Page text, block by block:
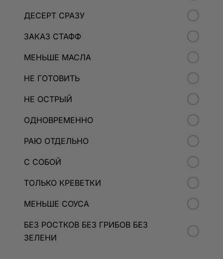
ДЕСЕРТ СРАЗУ
ЗАКАЗ СТАФФ
МЕНЬШЕ МАСЛА
НЕ ГОТОВИТЬ
НЕ ОСТРЫЙ
ОДНОВРЕМЕННО
РАЮ ОТДЕЛЬНО
С СОБОЙ
ТОЛЬКО КРЕВЕТКИ
МЕНЬШЕ СОУСА
БЕЗ РОСТКОВ БЕЗ ГРИБОВ БЕЗ
ЗЕЛЕНИ